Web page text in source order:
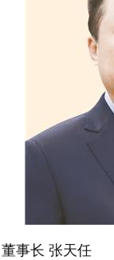
事长 张天任